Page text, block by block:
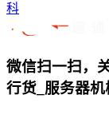
科
微信扫一扫，
行货_服务器